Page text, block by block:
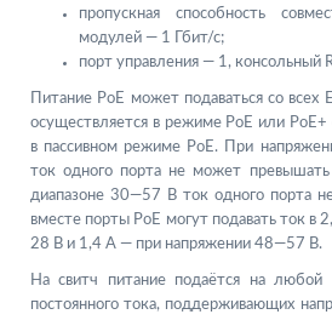
пропускная способность
модулей — 1 Гбит/с;
порт управления — 1, консольный
Питание PoE может подаваться со
осуществляется в режиме PoE или
в пассивном режиме PoE. При
ток одного порта не может
диапазоне 30—57 В ток одного порта
вместе порты PoE могут подавать ток в
28 В и 1,4 А — при напряжении 48—57 В.
На свитч питание подаётся на любой
постоянного тока, поддерживающих